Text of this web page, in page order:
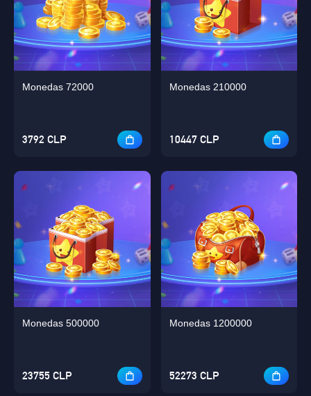
Monedas 72000
3792 CLP
Monedas 210000
10447 CLP
Monedas 500000
23755 CLP
Monedas 1200000
52273 CLP